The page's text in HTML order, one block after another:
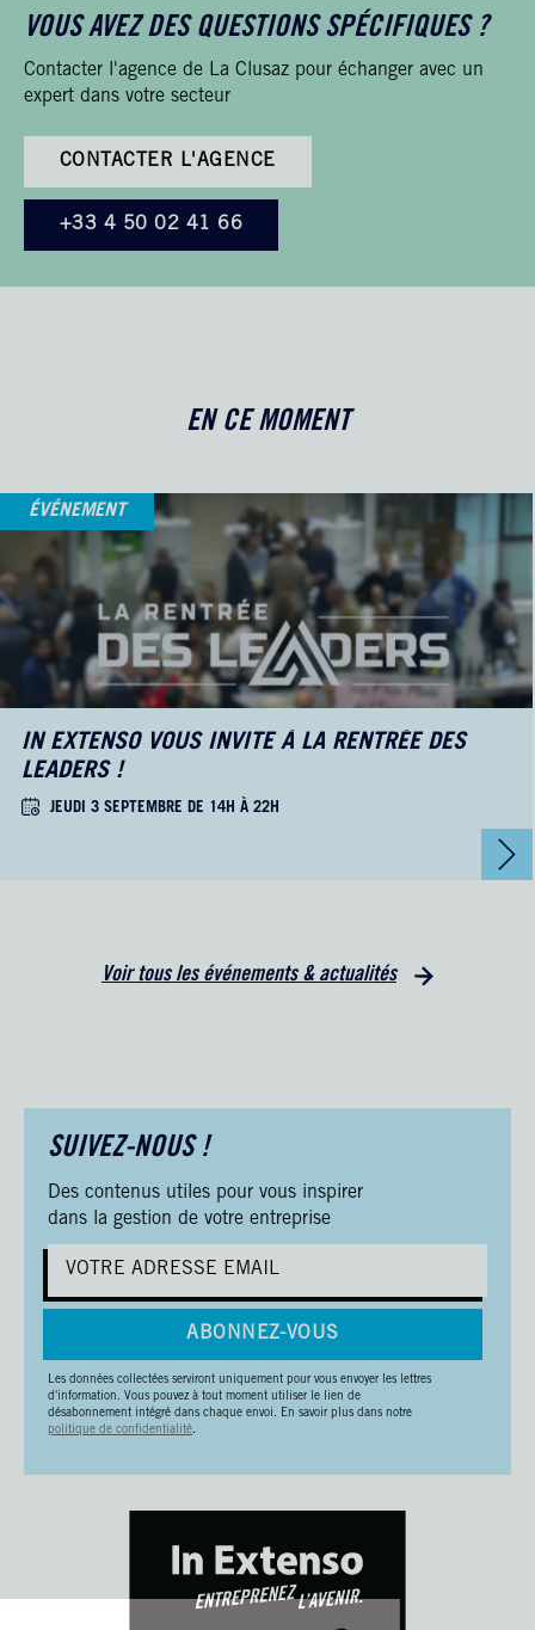
VOUS AVEZ DES QUESTIONS SPÉCIFIQUES ?
Contacter l'agence de La Clusaz pour échanger avec un
expert dans votre secteur
CONTACTER L'AGENCE
+33 4 50 02 41 66
EN CE MOMENT
ÉVÉNEMENT
IN EXTENSO VOUS INVITE À LA RENTRÉE DES
LEADERS !
JEUDI 3 SEPTEMBRE DE 14H À 22H
Voir tous les événements & actualités
SUIVEZ-NOUS !
Des contenus utiles pour vous inspirer
dans la gestion de votre entreprise
ABONNEZ-VOUS
Les données collectées serviront uniquement pour vous envoyer les lettres
d'information. Vous pouvez à tout moment utiliser le lien de
désabonnement intégré dans chaque envoi. En savoir plus dans notre
politique de confidentialité.